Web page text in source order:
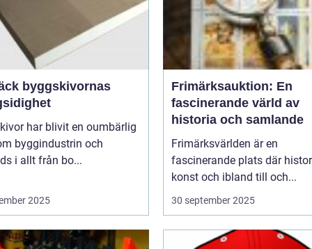
byggskivornas
har blivit en oumbärlig
byggindustrin och
i allt från bo...
2025
Frimärksauktion: En
fascinerande värld av
historia och samlande
Frimärksvärlden är en
fascinerande plats där
konst och ibland till och...
30 september 2025